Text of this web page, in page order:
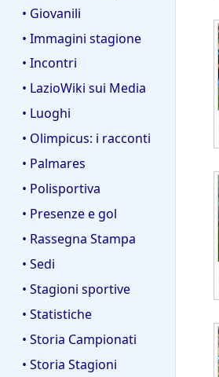
• Giovanili
• Immagini stagione
• Incontri
• LazioWiki sui Media
• Luoghi
• Olimpicus: i racconti
• Palmares
• Polisportiva
• Presenze e gol
• Rassegna Stampa
• Sedi
• Stagioni sportive
• Statistiche
• Storia Campionati
• Storia Stagioni